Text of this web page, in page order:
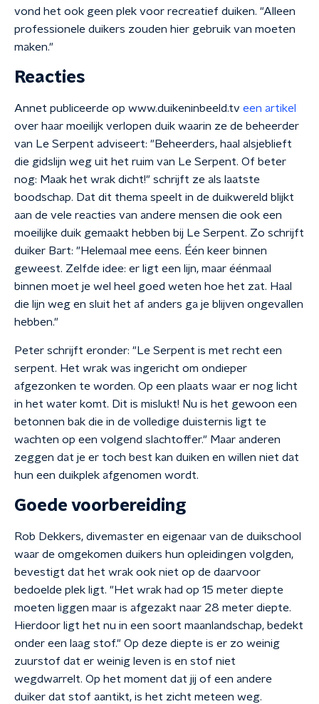
vond het ook geen plek voor recreatief duiken. "Alleen
professionele duikers zouden hier gebruik van moeten
maken."
Reacties
Annet publiceerde op www.duikeninbeeld.tv een artikel
over haar moeilijk verlopen duik waarin ze de beheerder
van Le Serpent adviseert: "Beheerders, haal alsjeblieft
die gidslijn weg uit het ruim van Le Serpent. Of beter
nog: Maak het wrak dicht!" schrijft ze als laatste
boodschap. Dat dit thema speelt in de duikwereld blijkt
aan de vele reacties van andere mensen die ook een
moeilijke duik gemaakt hebben bij Le Serpent. Zo schrijft
duiker Bart: "Helemaal mee eens. Één keer binnen
geweest. Zelfde idee: er ligt een lijn, maar éénmaal
binnen moet je wel heel goed weten hoe het zat. Haal
die lijn weg en sluit het af anders ga je blijven ongevallen
hebben."
Peter schrijft eronder: "Le Serpent is met recht een
serpent. Het wrak was ingericht om ondieper
afgezonken te worden. Op een plaats waar er nog licht
in het water komt. Dit is mislukt! Nu is het gewoon een
betonnen bak die in de volledige duisternis ligt te
wachten op een volgend slachtoffer." Maar anderen
zeggen dat je er toch best kan duiken en willen niet dat
hun een duikplek afgenomen wordt.
Goede voorbereiding
Rob Dekkers, divemaster en eigenaar van de duikschool
waar de omgekomen duikers hun opleidingen volgden,
bevestigt dat het wrak ook niet op de daarvoor
bedoelde plek ligt. "Het wrak had op 15 meter diepte
moeten liggen maar is afgezakt naar 28 meter diepte.
Hierdoor ligt het nu in een soort maanlandschap, bedekt
onder een laag stof." Op deze diepte is er zo weinig
zuurstof dat er weinig leven is en stof niet
wegdwarrelt. Op het moment dat jij of een andere
duiker dat stof aantikt, is het zicht meteen weg.